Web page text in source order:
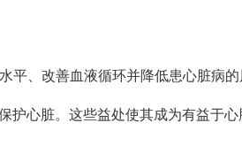
平、改善血液循环并降低患心脏病
护心脏。这些益处使其成为有益于心